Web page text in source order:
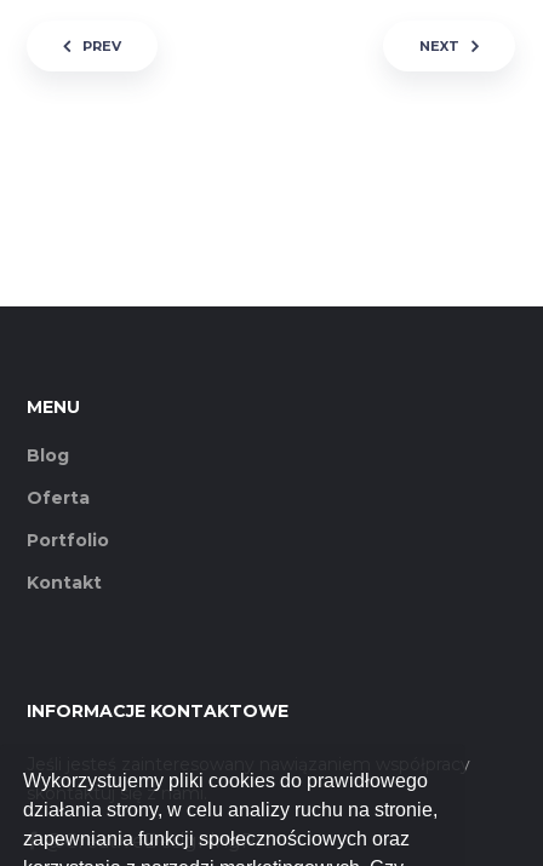
Wykorzystujemy pliki cookies do prawidłowego
działania strony, w celu analizy ruchu na stronie,
zapewniania funkcji społecznościowych oraz
Nawigacja wpisu
PREV NEXT
MENU
Blog
Oferta
Portfolio
Kontakt
INFORMACJE KONTAKTOWE
Jeśli jesteś zainteresowany nawiązaniem współpracy
skontaktuj się z nami.
@CreativeDesigningPK